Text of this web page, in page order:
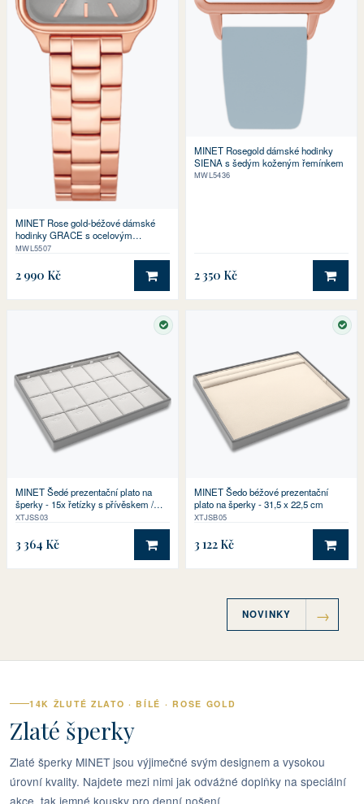
MINET Rose gold-béžové dámské
hodinky GRACE s ocelovým
řemínkem
MWL5507
2 990 Kč DO KOŠÍKU
MINET Rosegold dámské hodinky
SIENA s šedým koženým řemínkem
MWL5436
2 350 Kč DO
SKLADEM
MINET Šedé prezentační plato na
šperky - 15x řetízky s přívěskem /
drobné sety - 31,5 x 22,5 cm
XTJSS03
3 364 Kč DO KOŠÍKU
MINET Šedo béžové prezentační
plato na šperky - 31,5 x 22,5 cm
XTJSB05
3 122 Kč DO
NOVINKY
14K ŽLUTÉ ZLATO · BÍLÉ · ROSE GOLD
Zlaté šperky
Zlaté šperky MINET jsou výjimečné svým designem a vysokou
úrovní kvality. Najdete mezi nimi jak odvážné doplňky na speciální
akce, tak jemné kousky pro denní nošení.